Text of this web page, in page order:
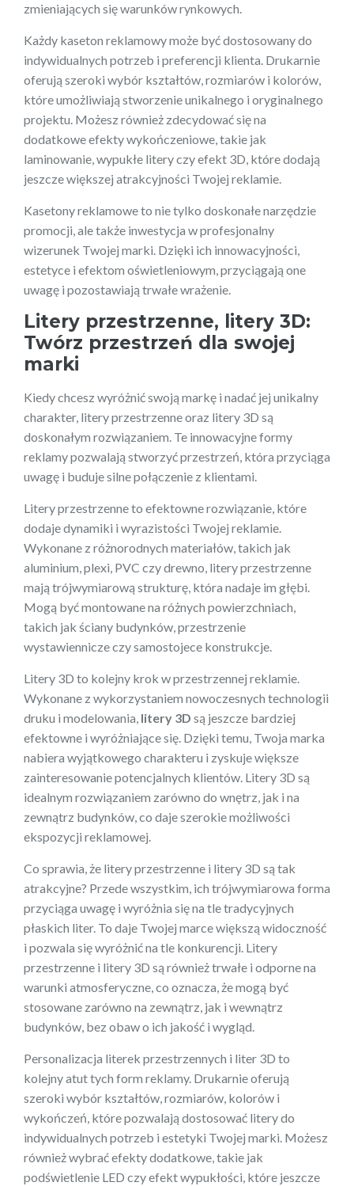
zmieniających się warunków rynkowych.
Każdy kaseton reklamowy może być dostosowany do
indywidualnych potrzeb i preferencji klienta. Drukarnie
oferują szeroki wybór kształtów, rozmiarów i kolorów,
które umożliwiają stworzenie unikalnego i oryginalnego
projektu. Możesz również zdecydować się na
dodatkowe efekty wykończeniowe, takie jak
laminowanie, wypukłe litery czy efekt 3D, które dodają
jeszcze większej atrakcyjności Twojej reklamie.
Kasetony reklamowe to nie tylko doskonałe narzędzie
promocji, ale także inwestycja w profesjonalny
wizerunek Twojej marki. Dzięki ich innowacyjności,
estetyce i efektom oświetleniowym, przyciągają one
uwagę i pozostawiają trwałe wrażenie.
Litery przestrzenne, litery 3D:
Twórz przestrzeń dla swojej
marki
Kiedy chcesz wyróżnić swoją markę i nadać jej unikalny
charakter, litery przestrzenne oraz litery 3D są
doskonałym rozwiązaniem. Te innowacyjne formy
reklamy pozwalają stworzyć przestrzeń, która przyciąga
uwagę i buduje silne połączenie z klientami.
Litery przestrzenne to efektowne rozwiązanie, które
dodaje dynamiki i wyrazistości Twojej reklamie.
Wykonane z różnorodnych materiałów, takich jak
aluminium, plexi, PVC czy drewno, litery przestrzenne
mają trójwymiarową strukturę, która nadaje im głębi.
Mogą być montowane na różnych powierzchniach,
takich jak ściany budynków, przestrzenie
wystawiennicze czy samostojece konstrukcje.
Litery 3D to kolejny krok w przestrzennej reklamie.
Wykonane z wykorzystaniem nowoczesnych technologii
druku i modelowania, litery 3D są jeszcze bardziej
efektowne i wyróżniające się. Dzięki temu, Twoja marka
nabiera wyjątkowego charakteru i zyskuje większe
zainteresowanie potencjalnych klientów. Litery 3D są
idealnym rozwiązaniem zarówno do wnętrz, jak i na
zewnątrz budynków, co daje szerokie możliwości
ekspozycji reklamowej.
Co sprawia, że litery przestrzenne i litery 3D są tak
atrakcyjne? Przede wszystkim, ich trójwymiarowa forma
przyciąga uwagę i wyróżnia się na tle tradycyjnych
płaskich liter. To daje Twojej marce większą widoczność
i pozwala się wyróżnić na tle konkurencji. Litery
przestrzenne i litery 3D są również trwałe i odporne na
warunki atmosferyczne, co oznacza, że mogą być
stosowane zarówno na zewnątrz, jak i wewnątrz
budynków, bez obaw o ich jakość i wygląd.
Personalizacja literek przestrzennych i liter 3D to
kolejny atut tych form reklamy. Drukarnie oferują
szeroki wybór kształtów, rozmiarów, kolorów i
wykończeń, które pozwalają dostosować litery do
indywidualnych potrzeb i estetyki Twojej marki. Możesz
również wybrać efekty dodatkowe, takie jak
podświetlenie LED czy efekt wypukłości, które jeszcze